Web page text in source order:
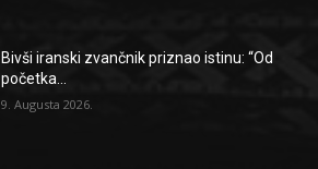
Bivši iranski zvančnik priznao istinu: “Od
početka...
9. Augusta 2026.